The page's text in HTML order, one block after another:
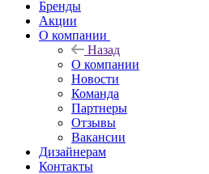
Бренды
Акции
О компании
Назад
О компании
Новости
Команда
Партнеры
Отзывы
Вакансии
Дизайнерам
Контакты